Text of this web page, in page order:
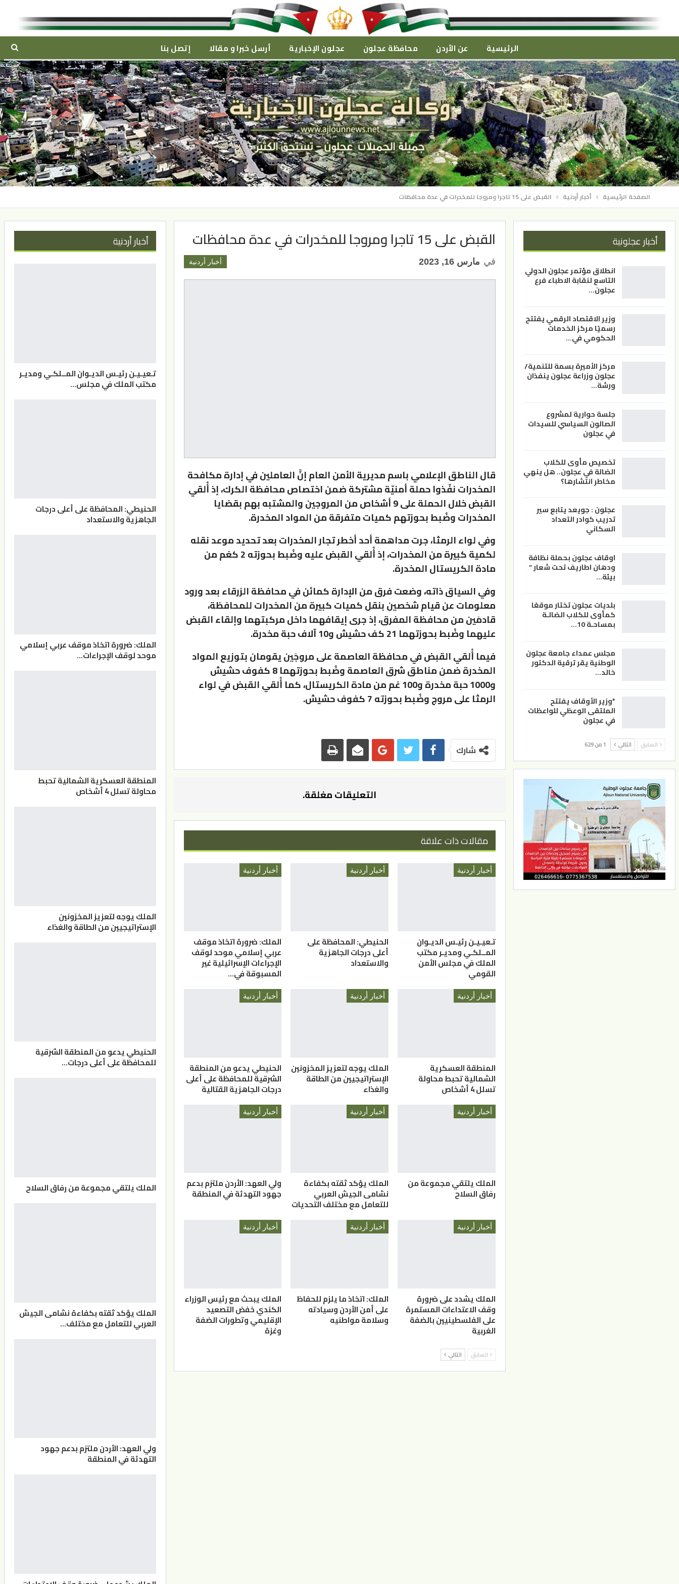
الرئيسية عن الأردن محافظة عجلون عجلون الإخبارية أرسل خبرا و مقالا إتصل بنا
الصفحة الرئيسية أخبار أردنية القبض على 15 تاجرا ومروجا للمخدرات في عدة محافظات
القبض على 15 تاجرا ومروجا للمخدرات في عدة محافظات
أخبار أردنية في مارس 16, 2023
قال الناطق الإعلامي باسم مديرية الأمن العام إنَّ العاملين في إدارة مكافحة
المخدرات نفّذوا حملة أمنيّة مشتركة ضمن اختصاص محافظة الكرك، إذ أُلقي
القبض خلال الحملة على 9 أشخاص من المروجين والمشتبه بهم بقضايا
المخدرات وضُبط بحوزتهم كميات متفرقة من المواد المخدرة.
وفي لواء الرمثا، جرت مداهمة أحد أخطر تجار المخدرات بعد تحديد موعد نقله
لكمية كبيرة من المخدرات، إذ أُلقي القبض عليه وضُبط بحوزته 2 كغم من
مادة الكريستال المخدرة.
وفي السياق ذاته، وضعت فرق من الإدارة كمائن في محافظة الزرقاء بعد ورود
معلومات عن قيام شخصين بنقل كميات كبيرة من المخدرات للمحافظة،
قادمَين من محافظة المفرق، إذ جرى إيقافهما داخل مركبتهما وإلقاء القبض
عليهما وضُبط بحوزتهما 21 كف حشيش و10 آلاف حبة مخدرة.
فيما أُلقي القبض في محافظة العاصمة على مروجَين يقومان بتوزيع المواد
المخدرة ضمن مناطق شرق العاصمة وضُبط بحوزتهما 8 كفوف حشيش
و1000 حبة مخدرة و100 غم من مادة الكريستال، كما أُلقي القبض في لواء
الرمثا على مروج وضُبط بحوزته 7 كفوف حشيش.
شارك
التعليقات مغلقة.
مقالات ذات علاقة
أخبار أردنية
تـعيـيـن رئيـس الديـوان
المــلكـي ومديـر مكتب
الملك في مجلس الأمن
القومي
أخبار أردنية
الحنيطي: المحافظة على
أعلى درجات الجاهزية
والاستعداد
أخبار أردنية
الملك: ضرورة اتخاذ موقف
عربي إسلامي موحد لوقف
الإجراءات الإسرائيلية غير
المسبوقة في…
أخبار أردنية
المنطقة العسكرية
الشمالية تحبط محاولة
تسلل 4 أشخاص
أخبار أردنية
الملك يوجه لتعزيز المخزونين
الإستراتيجيين من الطاقة
والغذاء
أخبار أردنية
الحنيطي يدعو من المنطقة
الشرقية للمحافظة على أعلى
درجات الجاهزية القتالية
أخبار أردنية
الملك يلتقي مجموعة من
رفاق السلاح
أخبار أردنية
الملك يؤكد ثقته بكفاءة
نشامى الجيش العربي
للتعامل مع مختلف التحديات
أخبار أردنية
ولي العهد: الأردن ملتزم بدعم
جهود التهدئة في المنطقة
أخبار أردنية
الملك يشدد على ضرورة
وقف الاعتداءات المستمرة
على الفلسطينيين بالضفة
الغربية
أخبار أردنية
الملك: اتخاذ ما يلزم للحفاظ
على أمن الأردن وسيادته
وسلامة مواطنيه
أخبار أردنية
الملك يبحث مع رئيس الوزراء
الكندي خفض التصعيد
الإقليمي وتطورات الضفة
وغزة
السابق التالي
أخبار عجلونية
انطلاق مؤتمر عجلون الدولي
التاسع لنقابة الاطباء فرع
عجلون…
وزير الاقتصاد الرقمي يفتتح
رسميًا مركز الخدمات
الحكومي في…
مركز الأميرة بسمة للتنمية/
عجلون وزراعة عجلون ينفذان
ورشة…
جلسة حوارية لمشروع
الصالون السياسي للسيدات
في عجلون
تخصيص مأوى للكلاب
الضالة في عجلون.. هل ينهي
مخاطر انتشارها؟
عجلون : جويعد يتابع سير
تدريب كوادر التعداد
السكاني
اوقاف عجلون بحملة نظافة
ودهان اطاريف تحت شعار ”
بيئة…
بلديات عجلون تختار موقعًا
كمأوى للكلاب الضالـة
بمساحـة 10…
مجلس عمداء جامعة عجلون
الوطنية يقر ترقية الدكتور
خالد…
*وزير الأوقاف يفتتح
الملتقى الوعظي للواعظات
في عجلون
السابق التالي 1 من 629
أخبار أردنية
تـعيـيـن رئيـس الديـوان المــلكـي ومديـر
مكتب الملك في مجلس…
الحنيطي: المحافظة على أعلى درجات
الجاهزية والاستعداد
الملك: ضرورة اتخاذ موقف عربي إسلامي
موحد لوقف الإجراءات…
المنطقة العسكرية الشمالية تحبط
محاولة تسلل 4 أشخاص
الملك يوجه لتعزيز المخزونين
الإستراتيجيين من الطاقة والغذاء
الحنيطي يدعو من المنطقة الشرقية
للمحافظة على أعلى درجات…
الملك يلتقي مجموعة من رفاق السلاح
الملك يؤكد ثقته بكفاءة نشامى الجيش
العربي للتعامل مع مختلف…
ولي العهد: الأردن ملتزم بدعم جهود
التهدئة في المنطقة